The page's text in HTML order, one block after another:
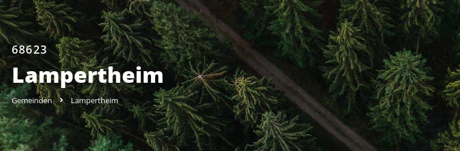
68623
Lampertheim
Gemeinden Lampertheim